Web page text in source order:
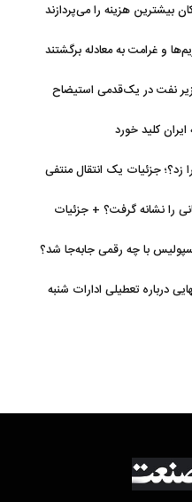
بیشترین هزینه را می‌پردازند
نفت در یک‌قدمی استیضاح
زد؟؛ جزئیات یک انتقال منتفی
را نشانه گرفت؟ + جزئیات
با چه رقمی جابه‌جا شد؟
درباره تعطیلی ادارات شنبه